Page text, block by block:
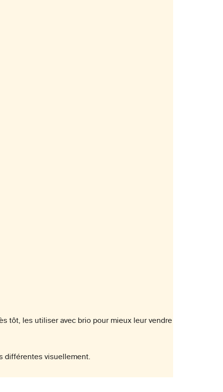
tôt, les utiliser avec brio pour mieux leur vendre
différentes visuellement.